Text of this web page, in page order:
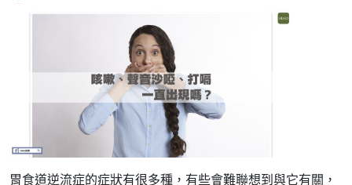
胃食道逆流症的症狀有很多種，有些會難聯想到與它有關，